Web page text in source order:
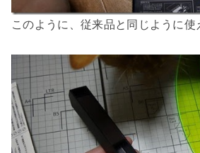
このように、従来品と同じように使